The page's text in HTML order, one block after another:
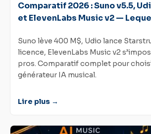
Comparatif 2026 : Suno v5.5,
et ElevenLabs Music v2 —
Suno lève 400 M$, Udio lance
licence, ElevenLabs Music v2
pros. Comparatif complet pour
générateur IA musical.
Lire plus →